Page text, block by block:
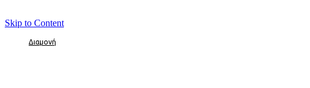
Διαμονή
Skip to Content